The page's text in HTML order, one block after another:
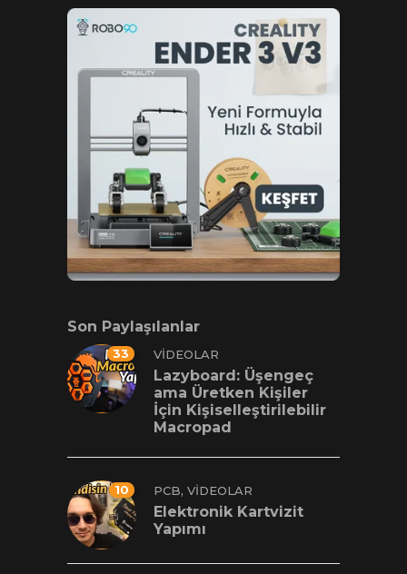
Son Paylaşılanlar
33 VIDEOLAR
Lazyboard: Üşengeç
ama Üretken Kişiler
İçin Kişiselleştirilebilir
Macropad
10 PCB, VIDEOLAR
Elektronik Kartvizit
Yapımı